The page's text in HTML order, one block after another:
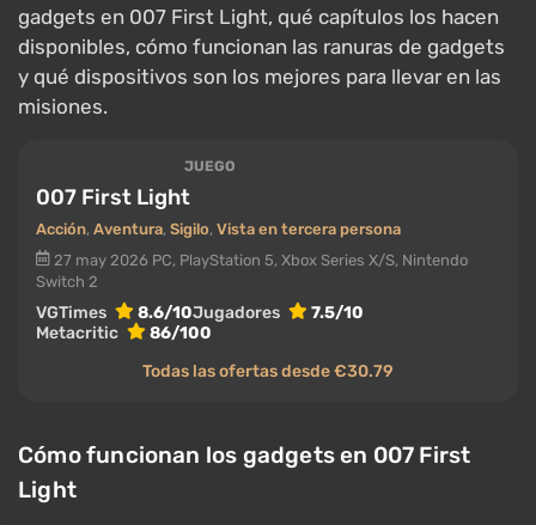
gadgets en 007 First Light, qué capítulos los hacen
disponibles, cómo funcionan las ranuras de gadgets
y qué dispositivos son los mejores para llevar en las
misiones.
JUEGO
007 First Light
Acción, Aventura, Sigilo, Vista en tercera persona
27 may 2026 PC, PlayStation 5, Xbox Series X/S, Nintendo
Switch 2
VGTimes 8.6/10Jugadores
7.5/10
Metacritic
86/100
Todas las ofertas desde €30.79
Cómo funcionan los gadgets en 007 First
Light